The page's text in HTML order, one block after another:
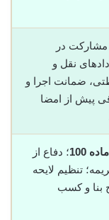
در
نقل و
ضمانت اجرا و
پیش از امضا
ماده 100
؛ دفاع از
تنظیم لایحه
بنا و کسب